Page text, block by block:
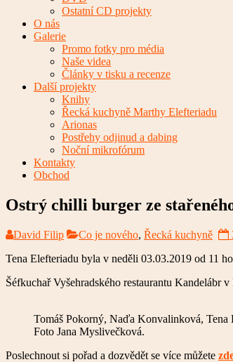
Ostatní CD projekty
O nás
Galerie
Promo fotky pro média
Naše videa
Články v tisku a recenze
Další projekty
Knihy
Řecká kuchyně Marthy Elefteriadu
Arionas
Postřehy odjinud a dabing
Noční mikrofórum
Kontakty
Obchod
Ostrý chilli burger ze
David Filip Co je nového, Řecká kuchyně
Tena Elefteriadu byla v neděli 03.03.2019 od 11
Šéfkuchař Vyšehradského restaurantu Kandelábr
Tomáš Pokorný, Naďa Konvalinková, Tena
Foto Jana Myslivečková.
Poslechnout si pořad a dozvědět se více můžete